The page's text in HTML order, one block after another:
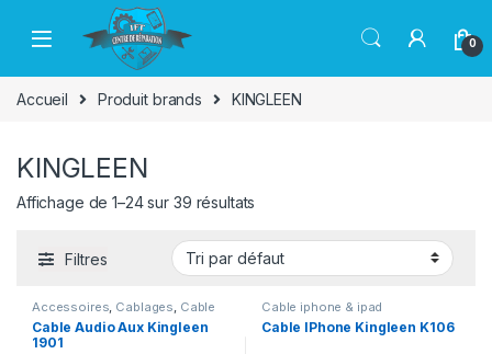
Passer à la navigation
Aller au contenu
0
Accueil Produit brands KINGLEEN
KINGLEEN
Affichage de 1–24 sur 39 résultats
Filtres
Accessoires, Cablages, Cable
auxiliaire
Cable Audio Aux Kingleen
1901
Cable iphone & ipad
Cable IPhone Kingleen K106